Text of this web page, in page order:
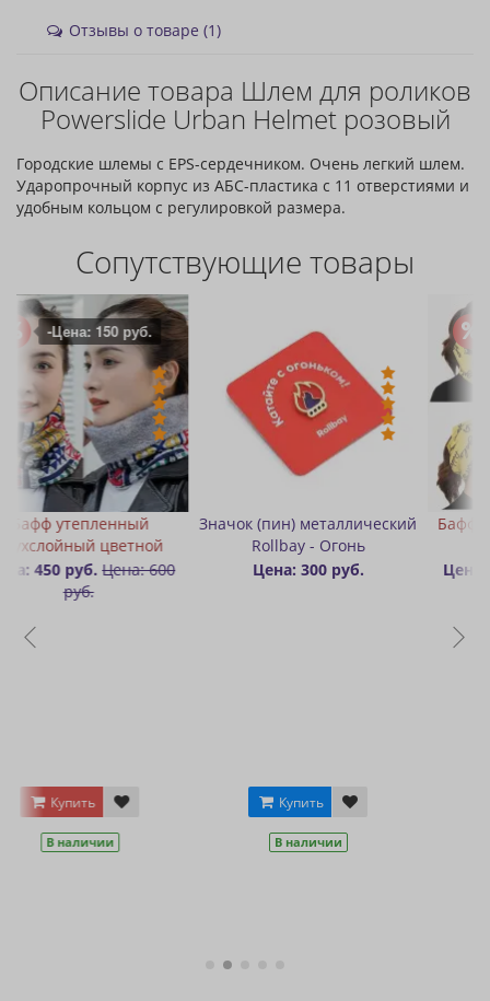
Отзывы о товаре (1)
Описание товара Шлем для роликов
Powerslide Urban Helmet розовый
Городские шлемы с EPS-сердечником. Очень легкий шлем.
Ударопрочный корпус из АБС-пластика с 11 отверстиями и
удобным кольцом с регулировкой размера.
Сопутствующие товары
Значок (пин) металлический
Rollbay - Огонь
Цена: 300 руб.
Купить
-Цена: 200 руб.
Бафф-шапка двухслойный
цветной
Цена: 300 руб.
Цена: 500
Купить